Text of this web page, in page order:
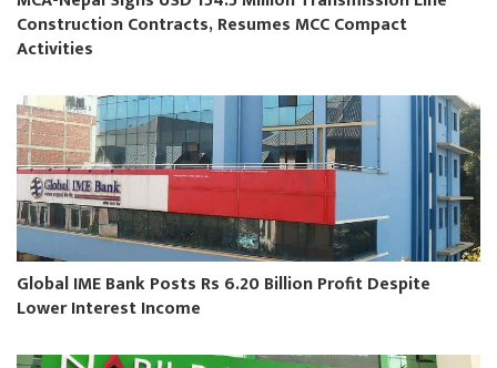
Construction Contracts, Resumes MCC Compact
Activities
Global IME Bank Posts Rs 6.20 Billion Profit Despite
Lower Interest Income